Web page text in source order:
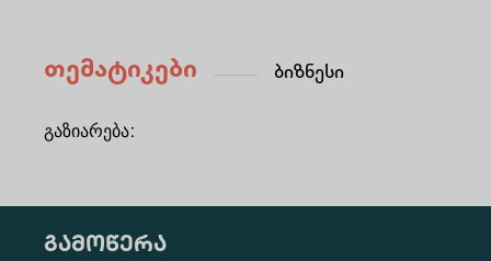
თემატიკები Ბიზნესი
გაზიარება:
გამოწერა